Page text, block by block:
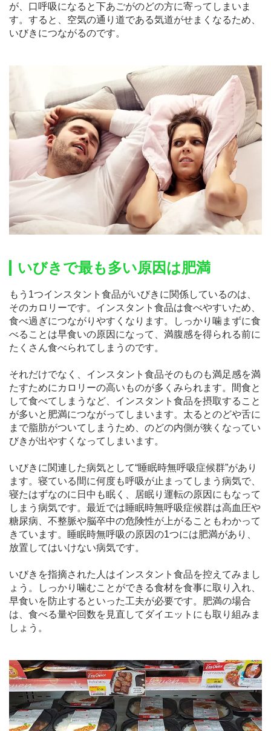
が、口呼吸になると下あごがのどの方に寄ってしまいま
す。すると、空気の通り道である気道がせまくなるため、
いびきにつながるのです。
いびきで最も多い原因は肥満
もう1つインスタント食品がいびきに関係しているのは、
そのカロリーです。インスタント食品は食べやすいため、
食べ過ぎにつながりやすくなります。しっかり噛まずに食
べることは早食いの原因になって、満腹感を得られる前に
たくさん食べられてしまうのです。
それだけでなく、インスタント食品そのものも満足感を満
たすためにカロリーの高いものが多くみられます。間食と
して食べてしまうなど、インスタント食品を摂取すること
が多いと肥満につながってしまいます。太るとのどや舌に
まで脂肪がついてしまうため、のどの内側が狭くなってい
びきが出やすくなってしまいます。
いびきに関連した病気として“睡眠時無呼吸症候群”があり
ます。寝ている間に何度も呼吸が止まってしまう病気で、
寝たはずなのに日中も眠く、居眠り運転の原因にもなって
しまう病気です。最近では睡眠時無呼吸症候群は高血圧や
糖尿病、不整脈や脳卒中の危険性が上がることもわかって
きています。睡眠時無呼吸の原因の1つには肥満があり、
放置してはいけない病気です。
いびきを指摘された人はインスタント食品を控えてみまし
ょう。しっかり噛むことができる食材を食事に取り入れ、
早食いを防止するといった工夫が必要です。肥満の場合
は、食べる量や回数を見直してダイエットにも取り組みま
しょう。